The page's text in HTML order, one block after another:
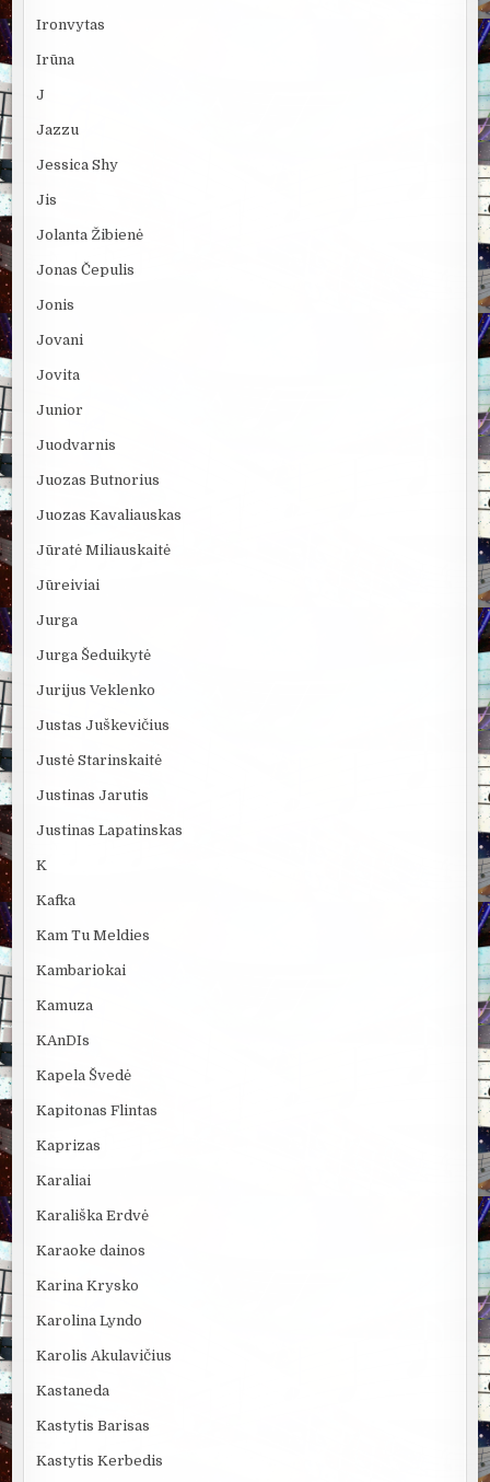
Ironvytas
Irūna
J
Jazzu
Jessica Shy
Jis
Jolanta Žibienė
Jonas Čepulis
Jonis
Jovani
Jovita
Junior
Juodvarnis
Juozas Butnorius
Juozas Kavaliauskas
Jūratė Miliauskaitė
Jūreiviai
Jurga
Jurga Šeduikytė
Jurijus Veklenko
Justas Juškevičius
Justė Starinskaitė
Justinas Jarutis
Justinas Lapatinskas
K
Kafka
Kam Tu Meldies
Kambariokai
Kamuza
KAnDIs
Kapela Švedė
Kapitonas Flintas
Kaprizas
Karaliai
Karališka Erdvė
Karaoke dainos
Karina Krysko
Karolina Lyndo
Karolis Akulavičius
Kastaneda
Kastytis Barisas
Kastytis Kerbedis